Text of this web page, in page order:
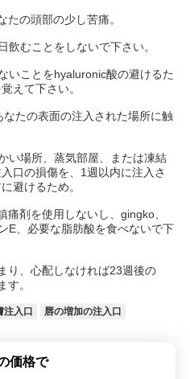
たの頭部の少し苦痛。
飲むことをしないで下さい。
いことをhyaluronic酸の避けるた
えて下さい。
たの表面の注入された場所に触
い場所、蒸気部屋、または凍結
口の損傷を、1週以内に注入さ
避けるため。
剤を使用しないし、gingko、
E、必要な脂肪酸を食べないで下
り、心配しなければ23週後の
す。
注入口 唇の増加の注入口
価格で